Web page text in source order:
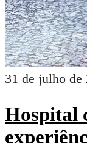
31 de julho de
Hospital